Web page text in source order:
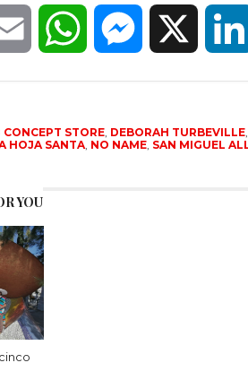
Email WhatsAppMessenger
CONCEPT STORE, DEBORAH TURBEVILLE,
HOJA SANTA, NO NAME, SAN MIGUEL
YOU